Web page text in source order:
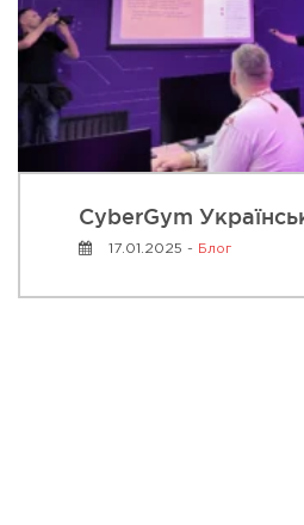
CyberGym
17.01.2025 - Блог